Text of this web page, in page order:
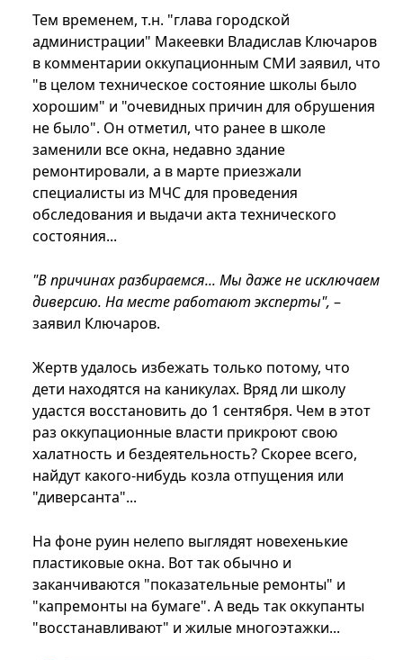
Тем временем, т.н. "глава городской
администрации" Макеевки Владислав Ключаров
в комментарии оккупационным СМИ заявил, что
"в целом техническое состояние школы было
хорошим" и "очевидных причин для обрушения
не было". Он отметил, что ранее в школе
заменили все окна, недавно здание
ремонтировали, а в марте приезжали
специалисты из МЧС для проведения
обследования и выдачи акта технического
состояния...
"В причинах разбираемся... Мы даже не исключаем
диверсию. На месте работают эксперты", –
заявил Ключаров.
Жертв удалось избежать только потому, что
дети находятся на каникулах. Вряд ли школу
удастся восстановить до 1 сентября. Чем в этот
раз оккупационные власти прикроют свою
халатность и бездеятельность? Скорее всего,
найдут какого-нибудь козла отпущения или
"диверсанта"...
На фоне руин нелепо выглядят новехенькие
пластиковые окна. Вот так обычно и
заканчиваются "показательные ремонты" и
"капремонты на бумаге". А ведь так оккупанты
"восстанавливают" и жилые многоэтажки...